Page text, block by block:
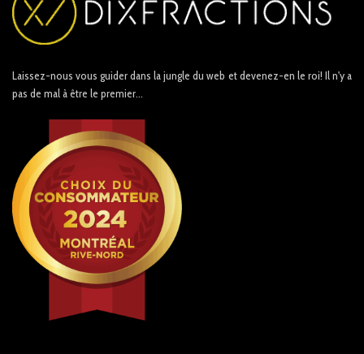
Laissez-nous vous guider dans la jungle du web et devenez-en le roi! Il n'y a
pas de mal à être le premier...